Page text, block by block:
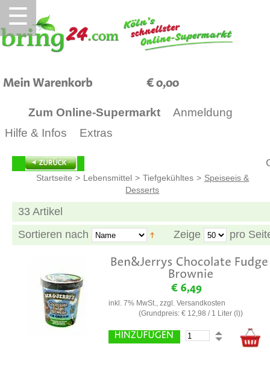
☰
Zum Online-Supermarkt
Anmeldung
Hilfe & Infos
Extras
Startseite > Lebensmittel > Tiefgekühltes > Speiseeis &
Desserts
33 Artikel
Sortieren nach Zeige pro
inkl. 7% MwSt., zzgl. Versandkosten
(Grundpreis: € 12,98 / 1 Liter (l))